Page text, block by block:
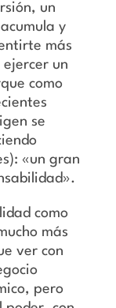
un
y
más
un
como
se
«un gran
como
más
ver con
pero